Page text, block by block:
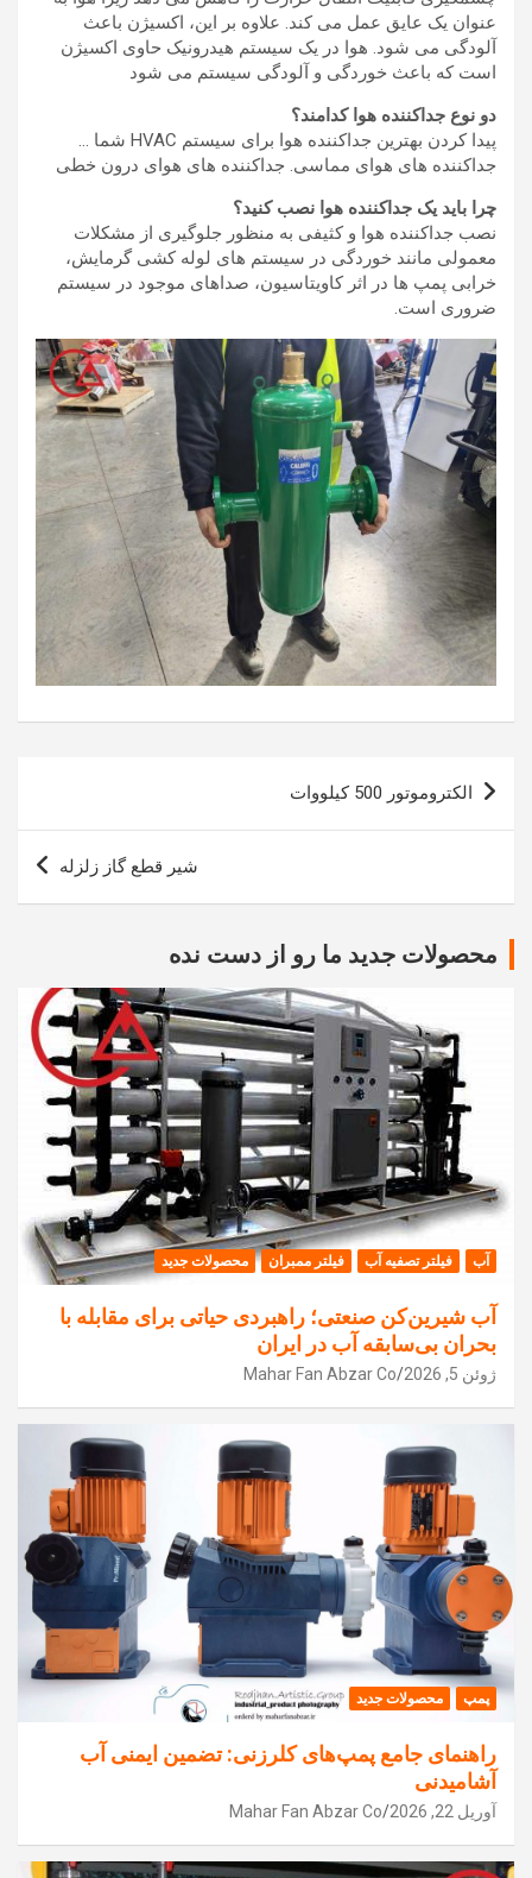
عنوان یک عایق عمل می کند. علاوه بر این، اکسیژن باعث
آلودگی می شود. هوا در یک سیستم هیدرونیک حاوی اکسیژن
است که باعث خوردگی و آلودگی سیستم می شود
دو نوع جداکننده هوا کدامند؟
پیدا کردن بهترین جداکننده هوا برای سیستم HVAC شما …
جداکننده های هوای مماسی. جداکننده های هوای درون خطی
چرا باید یک جداکننده هوا نصب کنید؟
نصب جداکننده هوا و کثیفی به منظور جلوگیری از مشکلات
معمولی مانند خوردگی در سیستم های لوله کشی گرمایش،
خرابی پمپ ها در اثر کاویتاسیون، صداهای موجود در سیستم
ضروری است.
راهبری
نوشته
الکتروموتور 500 کیلووات
شیر قطع گاز زلزله
محصولات جدید ما رو از دست نده
آب فیلتر تصفیه آب فیلتر ممبران محصولات جدید
آب شیرین‌کن صنعتی؛ راهبردی حیاتی برای مقابله با
بحران بی‌سابقه آب در ایران
ژوئن 5, 2026 Mahar Fan Abzar Co
پمپ محصولات جدید
راهنمای جامع پمپ‌های کلرزنی: تضمین ایمنی آب
آشامیدنی
آوریل 22, 2026 Mahar Fan Abzar Co